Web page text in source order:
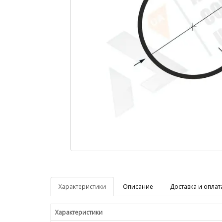
Характеристики
Описание Доставка и
Характеристики